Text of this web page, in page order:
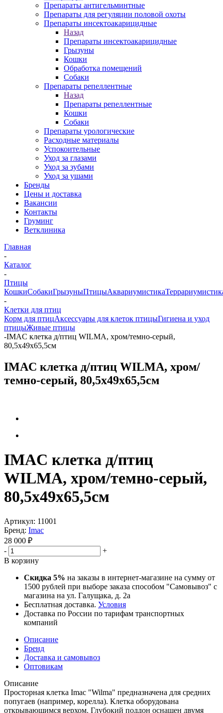
Препараты антигельминтные
Препараты для регуляции половой охоты
Препараты инсектоакарицидные
Назад
Препараты инсектоакарицидные
Грызуны
Кошки
Обработка помещений
Собаки
Препараты репеллентные
Назад
Препараты репеллентные
Кошки
Собаки
Препараты урологические
Расходные материалы
Успокоительные
Уход за глазами
Уход за зубами
Уход за ушами
Бренды
Цены и доставка
Вакансии
Контакты
Груминг
Ветклиника
Главная
-
Каталог
-
Птицы
КошкиСобакиГрызуныПтицыАквариумистика
-
Клетки для птиц
Корм для птицАксессуары для клеток птицыГигиена и уход
птицыЖивые птицы
-IMAC клетка д/птиц WILMA, хром/темно-серый,
80,5х49х65,5см
IMAC клетка д/птиц WILMA, хром/
темно-серый, 80,5х49х65,5см
IMAC клетка д/птиц
WILMA, хром/темно-серый,
80,5х49х65,5см
Артикул: 11001
Бренд: Imac
28 000 ₽
-
+
В корзину
Скидка 5% на заказы в интернет-магазине на сумму от
1500 рублей при выборе заказа способом "Самовывоз" с
магазина на ул. Галущака, д. 2а
Бесплатная доставка. Условия
Доставка по России по тарифам транспортных
компаний
Описание
Бренд
Доставка и самовывоз
Оптовикам
Описание
Просторная клетка Imac "Wilma" предназначена для средних
попугаев (например, корелла). Клетка оборудована
открывающимся верхом. Глубокий поддон оснащен двумя